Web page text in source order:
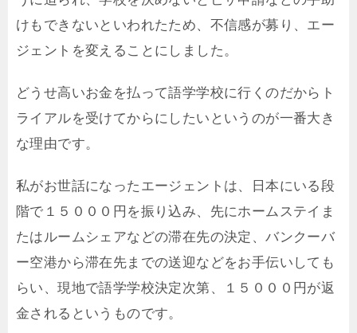
けもできないといわれたため、不信感が募り、エー
ジェントを変えることにしました。
どうせ高いお金を払って語学学校に行くのだからト
ライアルを受けてからにしたいというのが一番大き
な理由です。
私がお世話になったエージェントは、日本にいる段
階で１５０００円を振り込み、先にホームステイま
たはルームシェアなどの滞在先の決定、バンクーバ
ー空港から滞在先までの送迎などをお手伝いしても
らい、現地で語学学校決定次第、１５０００円が返
金されるというものです。